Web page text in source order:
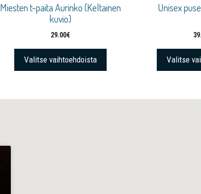
Miesten t-paita Aurinko (Keltainen
kuvio)
29.00€
Valitse vaihtoehdoista
Unisex
Valitse